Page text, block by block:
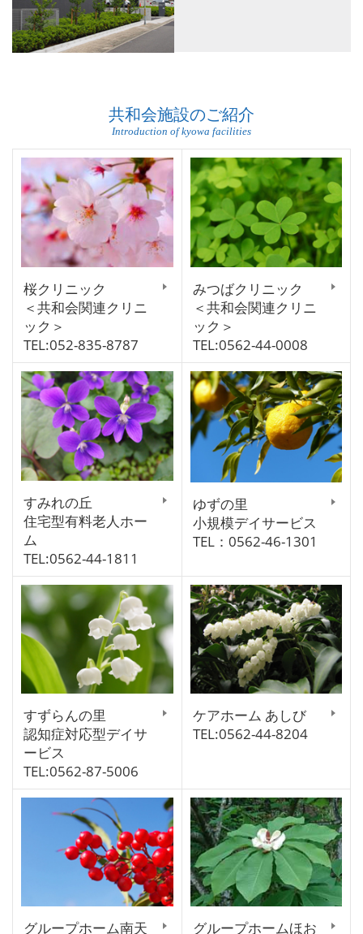
共和会施設のご紹介
Introduction of kyowa facilities
桜クリニック
＜共和会関連クリニ
ック＞
TEL:052-835-8787
みつばクリニック
＜共和会関連クリニ
ック＞
TEL:0562-44-0008
すみれの丘
住宅型有料老人ホー
ム
TEL:0562-44-1811
ゆずの里
小規模デイサービス
TEL：0562-46-1301
すずらんの里
認知症対応型デイサ
ービス
TEL:0562-87-5006
ケアホーム あしび
TEL:0562-44-8204
グループホーム南天 グループホームほお